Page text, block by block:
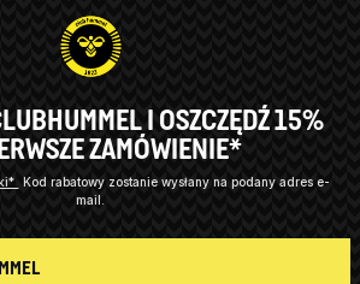
I OSZCZĘDŹ 15%
ZAMÓWIENIE*
Kod rabatowy zostanie wysłany na podany adres e-
mail.